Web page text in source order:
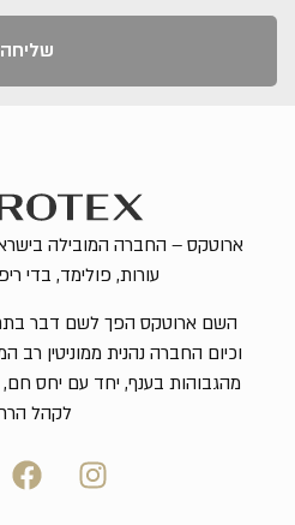
שליחה
ארוטקס – החברה המובילה בישראל
עורות, פולימד, בדי
השם ארוטקס הפך לשם דבר
וכיום החברה נהנית ממוניטין רב
מהגבוהות בענף, יחד עם יחס חם,
לקהל